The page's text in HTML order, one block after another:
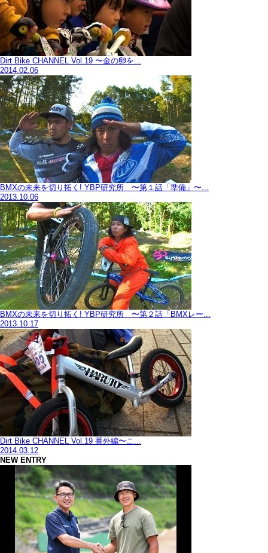
Dirt Bike CHANNEL Vol.19 〜金の卵を...
2014.02.06
BMXの未来を切り拓く! YBP研究所 〜第１話「準備」〜...
2013.10.06
BMXの未来を切り拓く! YBP研究所 〜第２話「BMXレー...
2013.10.17
Dirt Bike CHANNEL Vol.19 番外編〜こ...
2014.03.12
NEW ENTRY